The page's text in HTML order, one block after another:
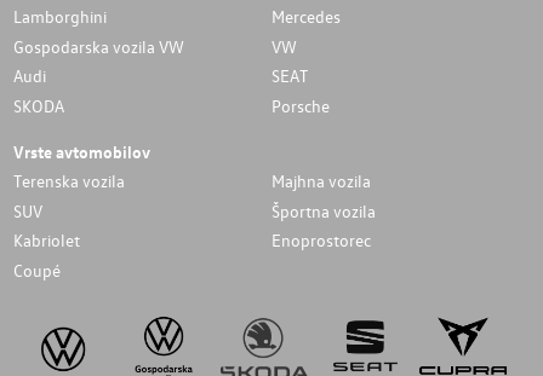
Lamborghini
Mercedes
Gospodarska vozila VW
VW
Audi
SEAT
SKODA
Porsche
Vrste avtomobilov
Terenska vozila
Majhna vozila
SUV
Športna vozila
Kabriolet
Enoprostorec
Coupé